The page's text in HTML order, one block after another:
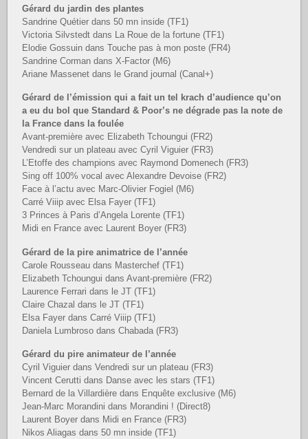
Gérard du jardin des plantes
Sandrine Quétier dans 50 mn inside (TF1)
Victoria Silvstedt dans La Roue de la fortune (TF1)
Elodie Gossuin dans Touche pas à mon poste (FR4)
Sandrine Corman dans X-Factor (M6)
Ariane Massenet dans le Grand journal (Canal+)
Gérard de l’émission qui a fait un tel krach d’audience qu’on
a eu du bol que Standard & Poor’s ne dégrade pas la note de
la France dans la foulée
Avant-première avec Elizabeth Tchoungui (FR2)
Vendredi sur un plateau avec Cyril Viguier (FR3)
L’Etoffe des champions avec Raymond Domenech (FR3)
Sing off 100% vocal avec Alexandre Devoise (FR2)
Face à l’actu avec Marc-Olivier Fogiel (M6)
Carré Viiip avec Elsa Fayer (TF1)
3 Princes à Paris d’Angela Lorente (TF1)
Midi en France avec Laurent Boyer (FR3)
Gérard de la pire animatrice de l’année
Carole Rousseau dans Masterchef (TF1)
Elizabeth Tchoungui dans Avant-première (FR2)
Laurence Ferrari dans le JT (TF1)
Claire Chazal dans le JT (TF1)
Elsa Fayer dans Carré Viiip (TF1)
Daniela Lumbroso dans Chabada (FR3)
Gérard du pire animateur de l’année
Cyril Viguier dans Vendredi sur un plateau (FR3)
Vincent Cerutti dans Danse avec les stars (TF1)
Bernard de la Villardière dans Enquête exclusive (M6)
Jean-Marc Morandini dans Morandini ! (Direct8)
Laurent Boyer dans Midi en France (FR3)
Nikos Aliagas dans 50 mn inside (TF1)